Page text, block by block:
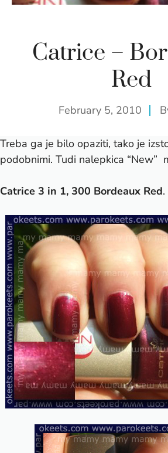
Catrice –
Red
February 5, 2010
Treba ga je bilo opaziti, tako je
podobnimi. Tudi nalepkica “New”
Catrice 3 in 1, 300 Bordeaux Red.